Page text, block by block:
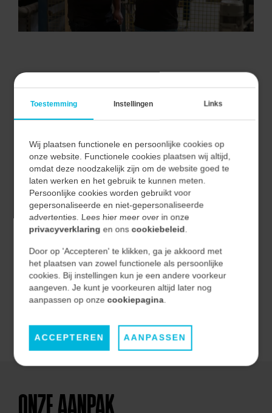
VAN ALLE MARKTEN THUIS.
Bij Vecon Engineers begrijpen we dat elke markt unieke
uitdagingen en kansen biedt.
Door nauwe samenwerking met onze klanten begrijpen
we hun unieke behoeften en vertalen we deze naar
effectieve en duurzame oplossingen.
onze oplossingen, maar ook hun relevantie en
effectiviteit op de lange termijn.
Toestemming Instellingen Links
Wij plaatsen functionele en persoonlijke cookies op
onze website. Functionele cookies plaatsen wij altijd,
omdat deze noodzakelijk zijn om de website goed te
laten werken en het gebruik te kunnen meten.
Persoonlijke cookies worden gebruikt voor
gepersonaliseerde en niet-gepersonaliseerde
advertenties. Lees hier meer over in onze
privacyverklaring en onscookiebeleid.
Door op 'Accepteren' te klikken, ga je akkoord met
het plaatsen van zowel functionele als persoonlijke
cookies. Bij instellingen kun je een andere voorkeur
aangeven. Je kunt je voorkeuren altijd later nog
aanpassen op onzecookiepagina.
ACCEPTEREN AANPASSEN